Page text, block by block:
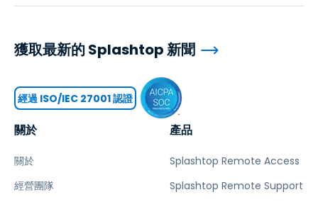
關於
關於
經營團隊
產品
Splashtop Remote Access
Splashtop Remote Support
獲取最新的 Splashtop 新聞
經過 ISO/IEC 27001 認證